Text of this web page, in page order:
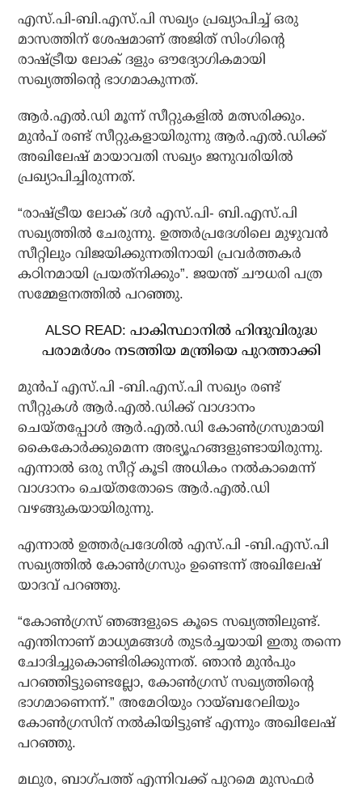
എസ്.പി-ബി.എസ്.പി സഖ്യം പ്രഖ്യാപിച്ച് ഒരു
മാസത്തിന് ശേഷമാണ് അജിത് സിംഗിന്റെ
രാഷ്ട്രീയ ലോക് ദളും ഔദ്യോഗികമായി
സഖ്യത്തിന്റെ ഭാഗമാകുന്നത്.
ആര്‍.എല്‍.ഡി മൂന്ന് സീറ്റുകളില്‍ മത്സരിക്കും.
മുന്‍പ് രണ്ട് സീറ്റുകളായിരുന്നു ആര്‍.എല്‍.ഡിക്ക്
അഖിലേഷ് മായാവതി സഖ്യം ജനുവരിയില്‍
പ്രഖ്യാപിച്ചിരുന്നത്.
“രാഷ്ട്രീയ ലോക് ദള്‍ എസ്.പി- ബി.എസ്.പി
സഖ്യത്തില്‍ ചേരുന്നു. ഉത്തര്‍പ്രദേശിലെ മുഴുവന്‍
സീറ്റിലും വിജയിക്കുന്നതിനായി പ്രവര്‍ത്തകര്‍
കഠിനമായി പ്രയത്‌നിക്കും”. ജയന്ത് ചൗധരി പത്ര
സമ്മേളനത്തില്‍ പറഞ്ഞു.
ALSO READ: പാകിസ്ഥാനില്‍ ഹിന്ദുവിരുദ്ധ
പരാമര്‍ശം നടത്തിയ മന്ത്രിയെ പുറത്താക്കി
മുന്‍പ് എസ്.പി -ബി.എസ്.പി സഖ്യം രണ്ട്
സീറ്റുകള്‍ ആര്‍.എല്‍.ഡിക്ക് വാഗ്ദാനം
ചെയ്തപ്പോള്‍ ആര്‍.എല്‍.ഡി കോണ്‍ഗ്രസുമായി
കൈകോര്‍ക്കുമെന്ന അഭ്യൂഹങ്ങളുണ്ടായിരുന്നു.
എന്നാല്‍ ഒരു സീറ്റ് കൂടി അധികം നല്‍കാമെന്ന്
വാഗ്ദാനം ചെയ്തതോടെ ആര്‍.എല്‍.ഡി
വഴങ്ങുകയായിരുന്നു.
എന്നാല്‍ ഉത്തര്‍പ്രദേശില്‍ എസ്.പി -ബി.എസ്.പി
സഖ്യത്തില്‍ കോണ്‍ഗ്രസും ഉണ്ടെന്ന് അഖിലേഷ്
യാദവ് പറഞ്ഞു.
“കോണ്‍ഗ്രസ് ഞങ്ങളുടെ കൂടെ സഖ്യത്തിലുണ്ട്.
എന്തിനാണ് മാധ്യമങ്ങള്‍ തുടര്‍ച്ചയായി ഇതു തന്നെ
ചോദിച്ചുകൊണ്ടിരിക്കുന്നത്. ഞാന്‍ മുന്‍പും
പറഞ്ഞിട്ടുണ്ടെല്ലോ, കോണ്‍ഗ്രസ് സഖ്യത്തിന്റെ
ഭാഗമാണെന്ന്.” അമേഠിയും റായ്ബറേലിയും
കോണ്‍ഗ്രസിന് നല്‍കിയിട്ടുണ്ട് എന്നും അഖിലേഷ്
പറഞ്ഞു.
മഥുര, ബാഗ്പത്ത് എന്നിവക്ക് പുറമെ മുസഫര്‍